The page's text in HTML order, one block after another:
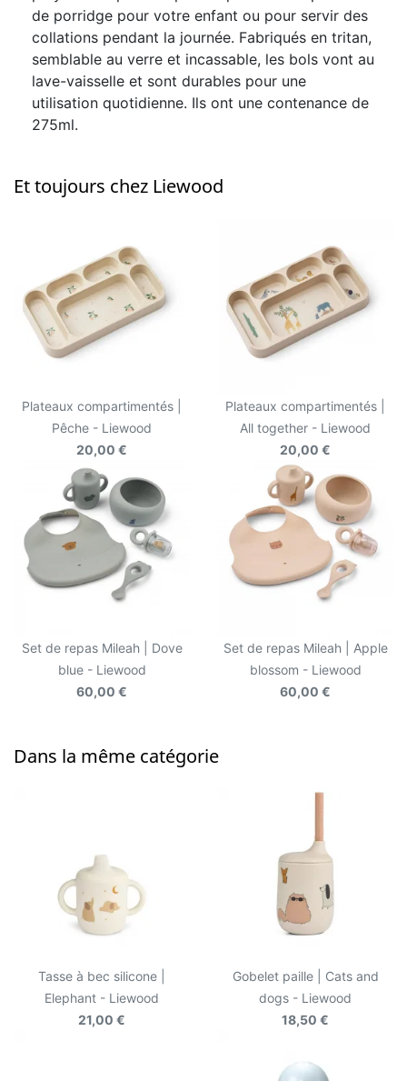
de porridge pour votre enfant ou pour servir des
collations pendant la journée. Fabriqués en tritan,
semblable au verre et incassable, les bols vont au
lave-vaisselle et sont durables pour une
utilisation quotidienne. Ils ont une contenance de
275ml.
Et toujours chez Liewood
Plateaux compartimentés |
Pêche - Liewood
20,00 €
Plateaux compartimentés |
All together - Liewood
20,00 €
Set de repas Mileah | Dove
blue - Liewood
60,00 €
Set de repas Mileah | Apple
blossom - Liewood
60,00 €
Dans la même catégorie
Tasse à bec silicone |
Elephant - Liewood
21,00 €
Gobelet paille | Cats and
dogs - Liewood
18,50 €